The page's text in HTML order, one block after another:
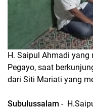
H. Saipul Ahmadi yang
Pegayo, saat
dari Siti Mariati yang
Subulussalam -